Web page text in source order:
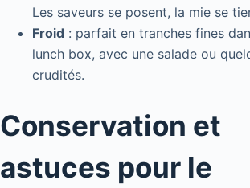
Les saveurs se posent, la mie se
Froid : parfait en tranches fines
lunch box, avec une salade ou
crudités.
Conservation et
astuces pour le